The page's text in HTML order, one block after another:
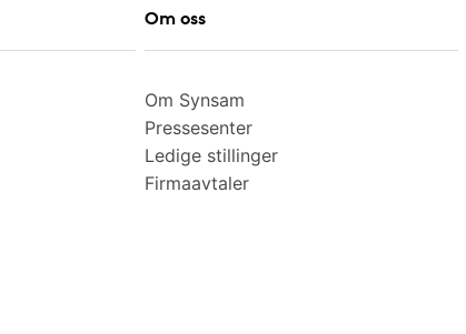
Om oss
Om Synsam
Pressesenter
Ledige stillinger
Firmaavtaler